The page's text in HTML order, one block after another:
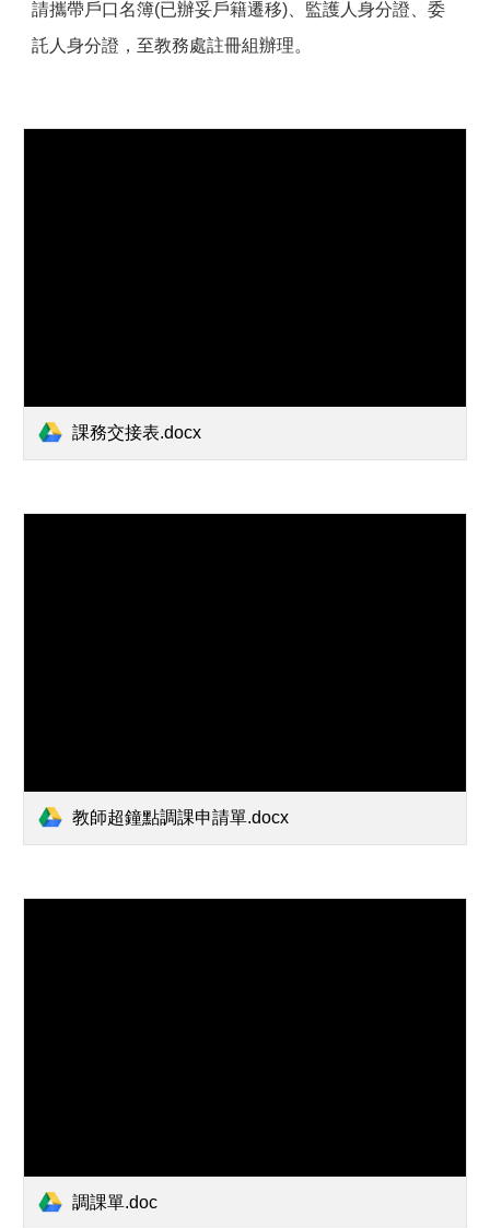
請攜帶戶口名簿(已辦妥戶籍遷移)、監護人身分證、委
託人身分證，至教務處註冊組辦理。
課務交接表.docx
教師超鐘點調課申請單.docx
調課單.doc